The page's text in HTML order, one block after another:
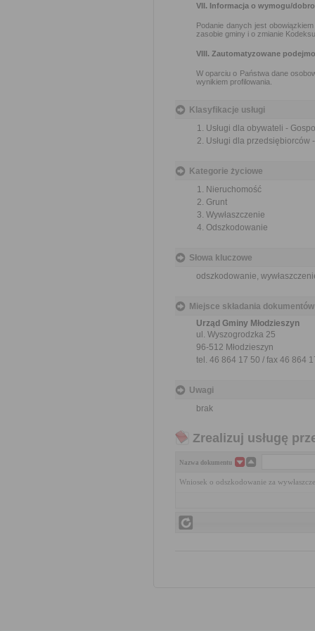
VII. Informacja o wymogu/
Podanie danych jest
zasobie gminy i o zmianie
VIII. Zautomatyzowane
W oparciu o Państwa dane
wynikiem profilowania.
Klasyfikacje usługi
Usługi dla obywateli -
Usługi dla
Kategorie życiowe
Nieruchomość
Grunt
Wywłaszczenie
Odszkodowanie
Słowa kluczowe
odszkodowanie,
Miejsce składania dokumentów
Urząd Gminy Młodzieszyn
ul. Wyszogrodzka 25
96-512 Młodzieszyn
tel. 46 864 17 50 / fax 46 864
Uwagi
brak
Zrealizuj usługę
Nazwa dokumentu
Wniosek o odszkodowanie za